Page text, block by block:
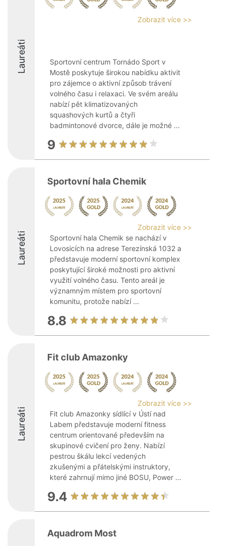
Laureáti
Zobrazit více >>
Sportovní centrum Tornádo Sport v
Mostě poskytuje širokou nabídku aktivit
pro zájemce o aktivní způsob trávení
volného času i relaxaci. Ve svém areálu
nabízí pět klimatizovaných
squashových kurtů a čtyři
badmintonové dvorce, dále je možné ...
9
Laureáti
Sportovní hala Chemik
Zobrazit více >>
Sportovní hala Chemik se nachází v
Lovosicích na adrese Terezínská 1032 a
představuje moderní sportovní komplex
poskytující široké možnosti pro aktivní
využití volného času. Tento areál je
významným místem pro sportovní
komunitu, protože nabízí ...
8.8
Laureáti
Fit club Amazonky
Zobrazit více >>
Fit club Amazonky sídlící v Ústí nad
Labem představuje moderní fitness
centrum orientované především na
skupinové cvičení pro ženy. Nabízí
pestrou škálu lekcí vedených
zkušenými a přátelskými instruktory,
které zahrnují mimo jiné BOSU, Power ...
9.4
Aquadrom Most